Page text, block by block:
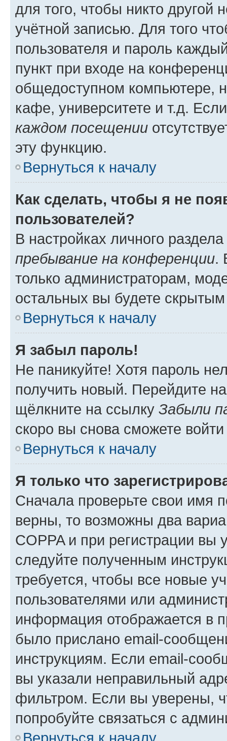
для того, чтобы никто другой
учётной записью. Для того
пользователя и пароль
пункт при входе на
общедоступном компьютере,
кафе, университете и т.д.
каждом посещении
эту функцию.
Вернуться к началу
Как сделать, чтобы я не
пользователей?
В настройках личного
пребывание на конференции.
только администраторам,
остальных вы будете
Вернуться к началу
Я забыл пароль!
Не паникуйте! Хотя пароль
получить новый. Перейдите
щёлкните на ссылку Забыли
скоро вы снова сможете
Вернуться к началу
Я только что
Сначала проверьте свои имя
верны, то возможны два
COPPA и при регистрации вы
следуйте полученным
требуется, чтобы все новые
пользователями или
информация отображается в
было прислано email-
инструкциям. Если email-
вы указали неправильный
фильтром. Если вы уверены,
попробуйте связаться с
Вернуться к началу